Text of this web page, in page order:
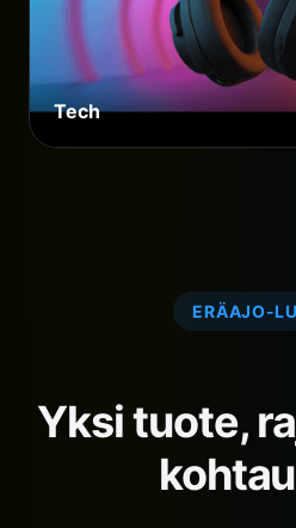
Tech
ERÄAJO-
Yksi tuote,